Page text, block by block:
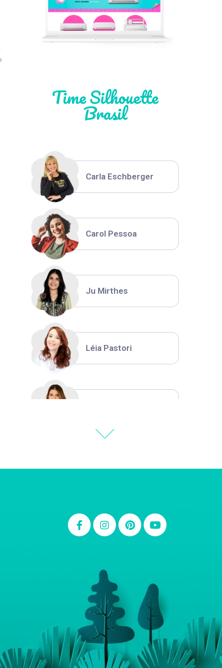
Time Silhouette
Brasil
Léia Pastori
Thiara Ney
Carla Eschberger
Carol Pessoa
Ju Mirthes
Léia Pastori
Carla Eschberger
Carol Pessoa
Ju Mirthes